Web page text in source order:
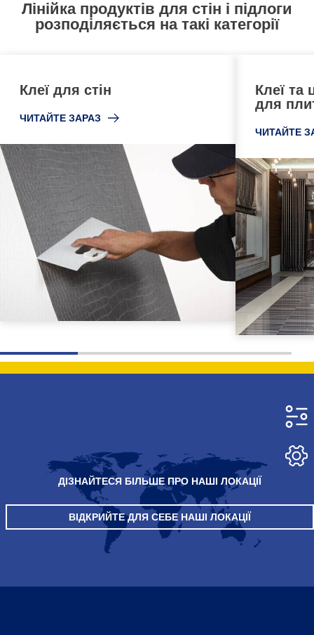
Лінійка продуктів для стін і підлоги
розподіляється на такі категорії
Клеї для стін
ЧИТАЙТЕ ЗАРАЗ
Клеї та
для
ЧИТАЙТЕ
ДІЗНАЙТЕСЯ БІЛЬШЕ ПРО НАШІ ЛОКАЦІЇ
ВІДКРИЙТЕ ДЛЯ СЕБЕ НАШІ ЛОКАЦІЇ